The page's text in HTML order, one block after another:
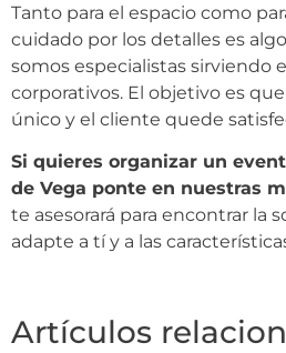
Tanto para el espacio como
cuidado por los detalles es
somos especialistas sirviendo
corporativos. El objetivo es
único y el cliente quede
Si quieres organizar un
de Vega ponte en nuestras
te asesorará para encontrar la
adapte a tí y a las
Artículos